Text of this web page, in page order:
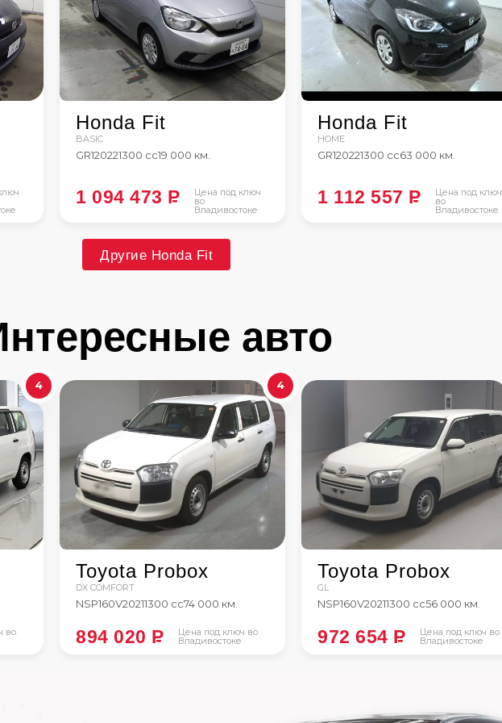
Honda Fit
BASIC
GR120221300 сс19 000 км.
Цена под ключ
во
Владивостоке
1 094 473 P
Honda Fit
HOME
GR120221300 сс63 000 км.
Цена под ключ
во
Владивостоке
1 112 557 P
Другие Honda Fit
авто
4
во
4
Toyota Probox
DX COMFORT
NSP160V20211300 сс74 000 км.
Цена под ключ во
Владивостоке
894 020 P
Toyota Probox
GL
NSP160V20211300 сс56 000 км.
Цена под ключ во
Владивостоке
972 654 P